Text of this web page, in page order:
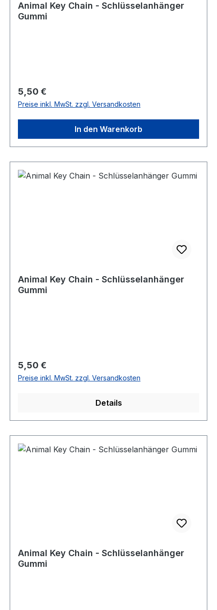
Animal Key Chain - Schlüsselanhänger
Gummi
Regulärer Preis:
5,50 €
Preise inkl. MwSt. zzgl. Versandkosten
In den Warenkorb
Animal Key Chain - Schlüsselanhänger
Gummi
Regulärer Preis:
5,50 €
Preise inkl. MwSt. zzgl. Versandkosten
Details
Animal Key Chain - Schlüsselanhänger
Gummi